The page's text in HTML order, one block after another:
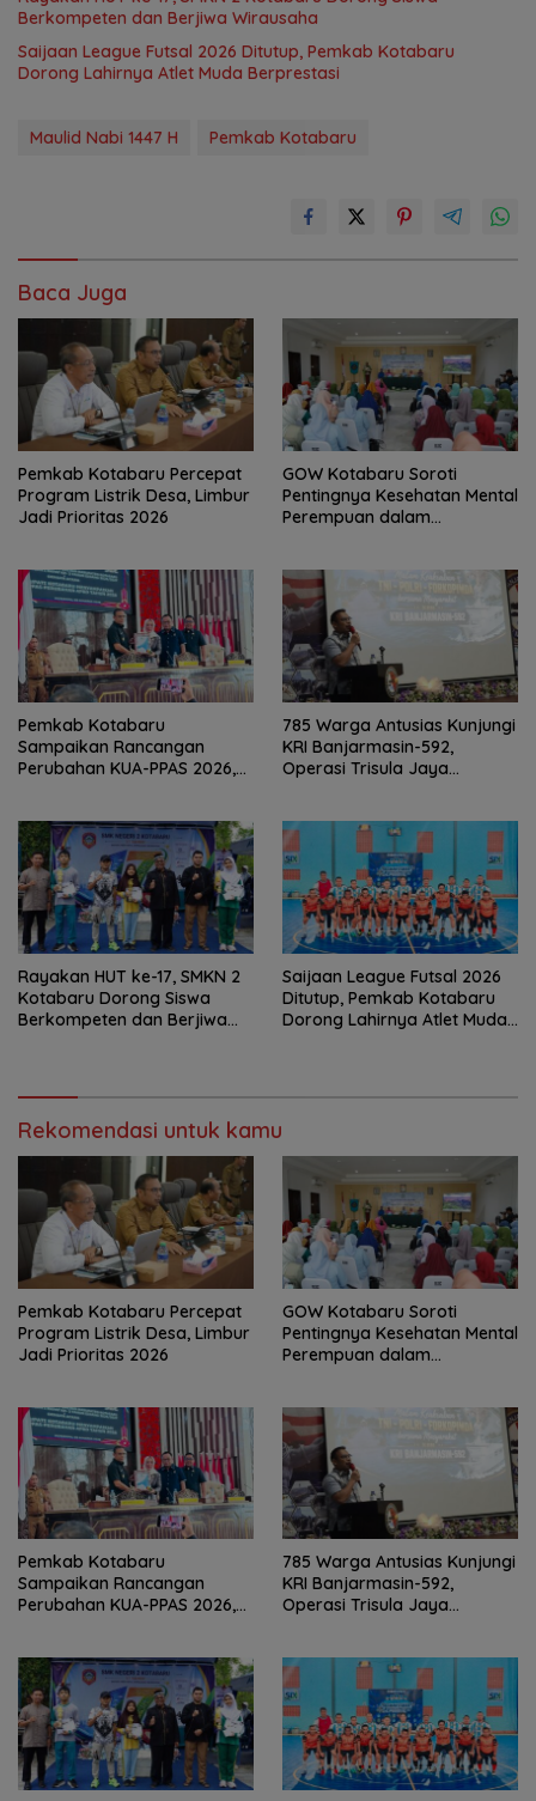
Berkompeten dan Berjiwa Wirausaha
Saijaan League Futsal 2026 Ditutup, Pemkab Kotabaru
Dorong Lahirnya Atlet Muda Berprestasi
Maulid Nabi 1447 H Pemkab Kotabaru
Baca Juga
Pemkab Kotabaru Percepat
Program Listrik Desa, Limbur
Jadi Prioritas 2026
GOW Kotabaru Soroti
Pentingnya Kesehatan Mental
Perempuan dalam
Pemkab Kotabaru
Sampaikan Rancangan
Perubahan KUA-PPAS 2026,
785 Warga Antusias Kunjungi
KRI Banjarmasin-592,
Operasi Trisula Jaya
Rayakan HUT ke-17, SMKN 2
Kotabaru Dorong Siswa
Berkompeten dan Berjiwa
Saijaan League Futsal 2026
Ditutup, Pemkab Kotabaru
Dorong Lahirnya Atlet Muda
Rekomendasi untuk kamu
Pemkab Kotabaru Percepat
Program Listrik Desa, Limbur
Jadi Prioritas 2026
GOW Kotabaru Soroti
Pentingnya Kesehatan Mental
Perempuan dalam
Pemkab Kotabaru
Sampaikan Rancangan
Perubahan KUA-PPAS 2026,
785 Warga Antusias Kunjungi
KRI Banjarmasin-592,
Operasi Trisula Jaya